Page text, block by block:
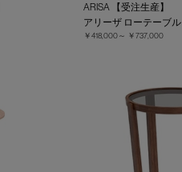
ARISA 【受注生産】
アリーザ ローテーブル
￥418,000～ ￥737,000